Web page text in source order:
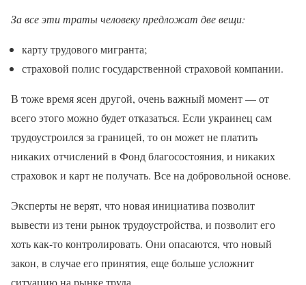
За все эти траты человеку предложат две вещи:
карту трудового мигранта;
страховой полис государственной страховой компании.
В тоже время ясен другой, очень важный момент — от
всего этого можно будет отказаться. Если украинец сам
трудоустроился за границей, то он может не платить
никаких отчислений в Фонд благосостояния, и никаких
страховок и карт не получать. Все на добровольной основе.
Эксперты не верят, что новая инициатива позволит
вывести из тени рынок трудоустройства, и позволит его
хоть как-то контролировать. Они опасаются, что новый
закон, в случае его принятия, еще больше усложнит
ситуацию на рынке труда.